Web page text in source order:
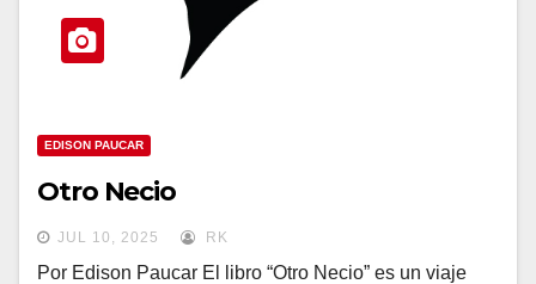
EDISON PAUCAR
Otro Necio
JUL 10, 2025 RK
Por Edison Paucar El libro “Otro Necio” es un viaje